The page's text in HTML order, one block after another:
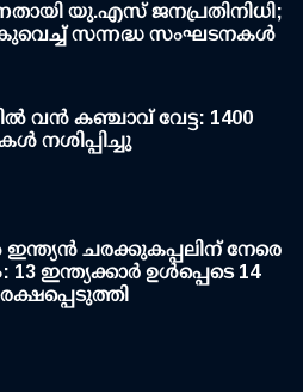
യു.എസ് ജനപ്രതിനിധി;
സന്നദ്ധ സംഘടനകള്‍
വന്‍ കഞ്ചാവ് വേട്ട: 1400
നശിപ്പിച്ചു
ഇന്ത്യന്‍ ചരക്കുകപ്പലിന് നേരെ
ഇന്ത്യക്കാര്‍ ഉള്‍പ്പെടെ 14